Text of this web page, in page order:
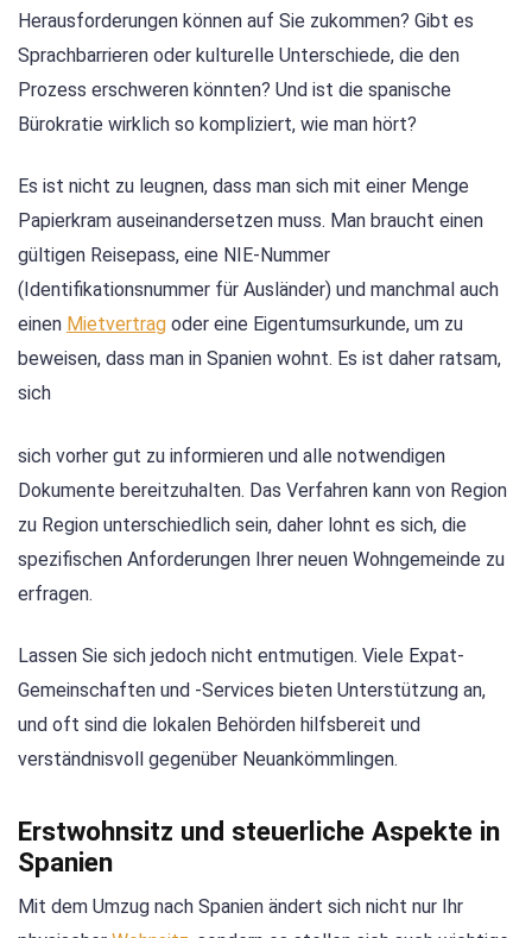
Herausforderungen können auf Sie zukommen? Gibt es
Sprachbarrieren oder kulturelle Unterschiede, die den
Prozess erschweren könnten? Und ist die spanische
Bürokratie wirklich so kompliziert, wie man hört?
Es ist nicht zu leugnen, dass man sich mit einer Menge
Papierkram auseinandersetzen muss. Man braucht einen
gültigen Reisepass, eine NIE-Nummer
(Identifikationsnummer für Ausländer) und manchmal auch
einen Mietvertrag oder eine Eigentumsurkunde, um zu
beweisen, dass man in Spanien wohnt. Es ist daher ratsam,
sich
sich vorher gut zu informieren und alle notwendigen
Dokumente bereitzuhalten. Das Verfahren kann von Region
zu Region unterschiedlich sein, daher lohnt es sich, die
spezifischen Anforderungen Ihrer neuen Wohngemeinde zu
erfragen.
Lassen Sie sich jedoch nicht entmutigen. Viele Expat-
Gemeinschaften und -Services bieten Unterstützung an,
und oft sind die lokalen Behörden hilfsbereit und
verständnisvoll gegenüber Neuankömmlingen.
Erstwohnsitz und steuerliche Aspekte in
Spanien
Mit dem Umzug nach Spanien ändert sich nicht nur Ihr